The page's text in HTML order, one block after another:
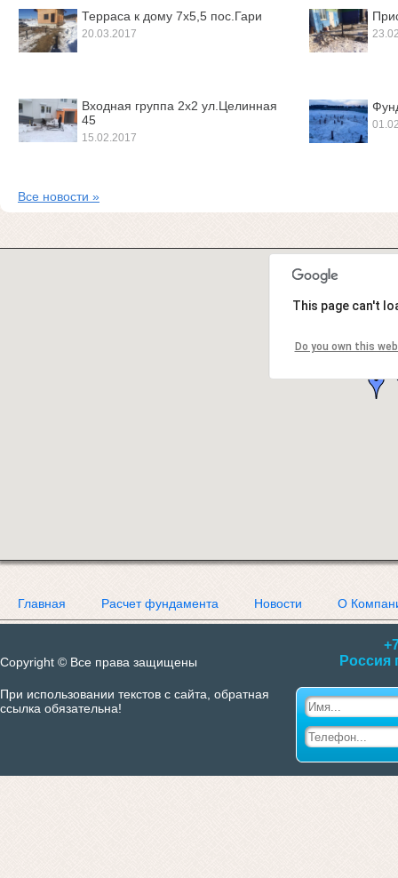
Терраса к дому 7х5,5 пос.Гари
20.03.2017
Входная группа 2х2 ул.Целинная
45
15.02.2017
Все новости »
This page can't
Do you own this
Главная Расчет фундамента Новости О
Copyright © Все права защищены
При использовании текстов с сайта, обратная
ссылка обязательна!
Россия